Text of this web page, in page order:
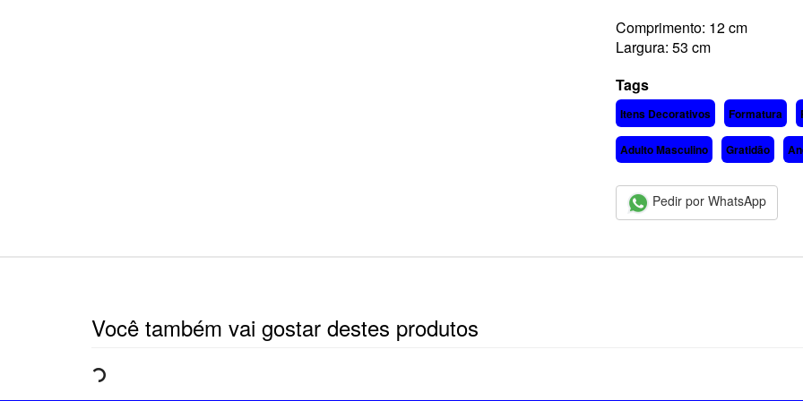
Comprimento: 12 cm
Largura: 53 cm
Tags
Itens Decorativos Formatura
Adulto Masculino Gratidão
Pedir por WhatsApp
Você também vai gostar destes produtos